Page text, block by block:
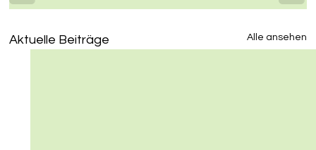
Aktuelle Beiträge Alle ansehen